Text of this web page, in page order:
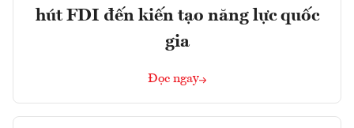
hút FDI đến kiến tạo năng lực quốc
gia
Đọc ngay